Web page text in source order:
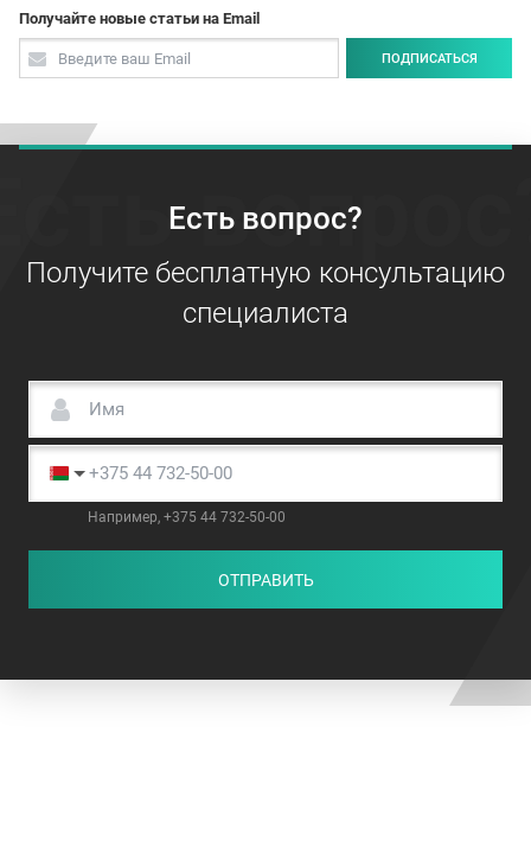
Получайте новые статьи на Email
ПОДПИСАТЬСЯ
Есть вопрос?
Получите бесплатную консультацию
специалиста
Например, +375 44 732-50-00
ОТПРАВИТЬ